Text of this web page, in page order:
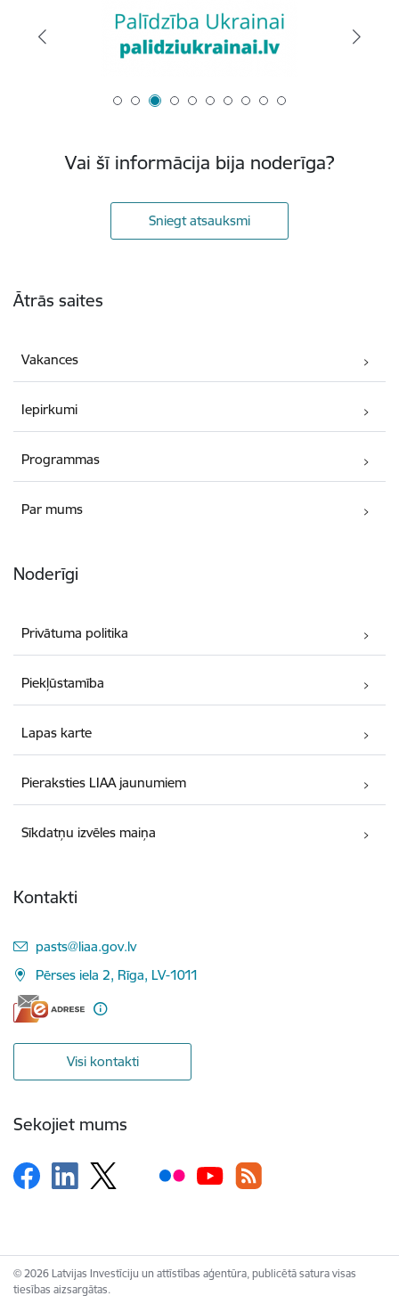
Vai šī informācija bija noderīga?
Sniegt atsauksmi
Ātrās saites
Vakances
Iepirkumi
Programmas
Par mums
Noderīgi
Privātuma politika
Piekļūstamība
Lapas karte
Pieraksties LIAA jaunumiem
Sīkdatņu izvēles maiņa
Kontakti
E-pasts:
pasts@liaa.gov.lv
Pērses iela 2, Rīga, LV-1011
Visi kontakti
Sekojiet mums
© 2026 Latvijas Investīciju un attīstības aģentūra, publicētā satura visas
tiesības aizsargātas.